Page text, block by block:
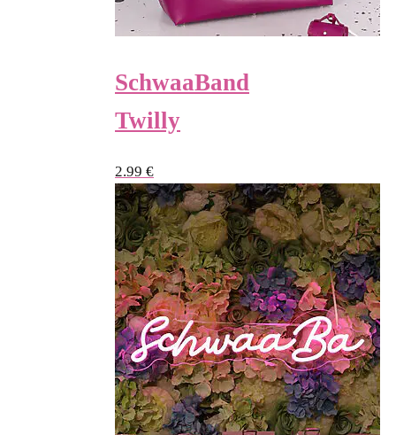
SchwaaBand
Twilly
2.99 €